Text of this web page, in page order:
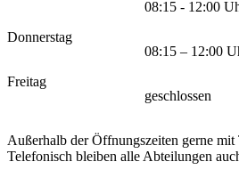
08:15 - 12:00
Donnerstag
08:15 – 12:00
Freitag
geschlossen
Außerhalb der Öffnungszeiten gerne
Telefonisch bleiben alle Abteilungen